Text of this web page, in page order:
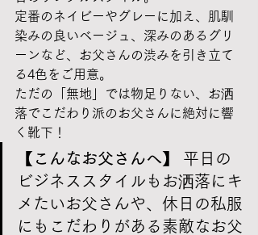
定番のネイビーやグレーに加え、肌馴
染みの良いベージュ、深みのあるグリ
ーンなど、お父さんの渋みを引き立て
る4色をご用意。
ただの「無地」では物足りない、お洒
落でこだわり派のお父さんに絶対に響
く靴下！
【こんなお父さんへ】
平日の
ビジネススタイルもお洒落にキ
メたいお父さんや、休日の私服
にもこだわりがある素敵なお父